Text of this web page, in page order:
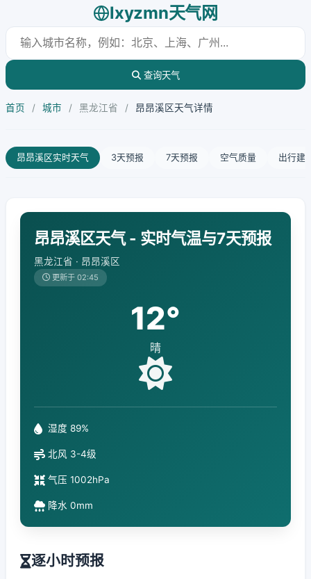
lxyzmn天气网
查询天气
首页 / 城市 / 黑龙江省 / 昂昂溪区天气详情
昂昂溪区实时天气 3天预报 7天预报 空气质量 出行建
昂昂溪区天气 - 实时气温与7天预报
黑龙江省 · 昂昂溪区
更新于 02:45
12°
晴
湿度 89%
北风 3-4级
气压 1002hPa
降水 0mm
逐小时预报